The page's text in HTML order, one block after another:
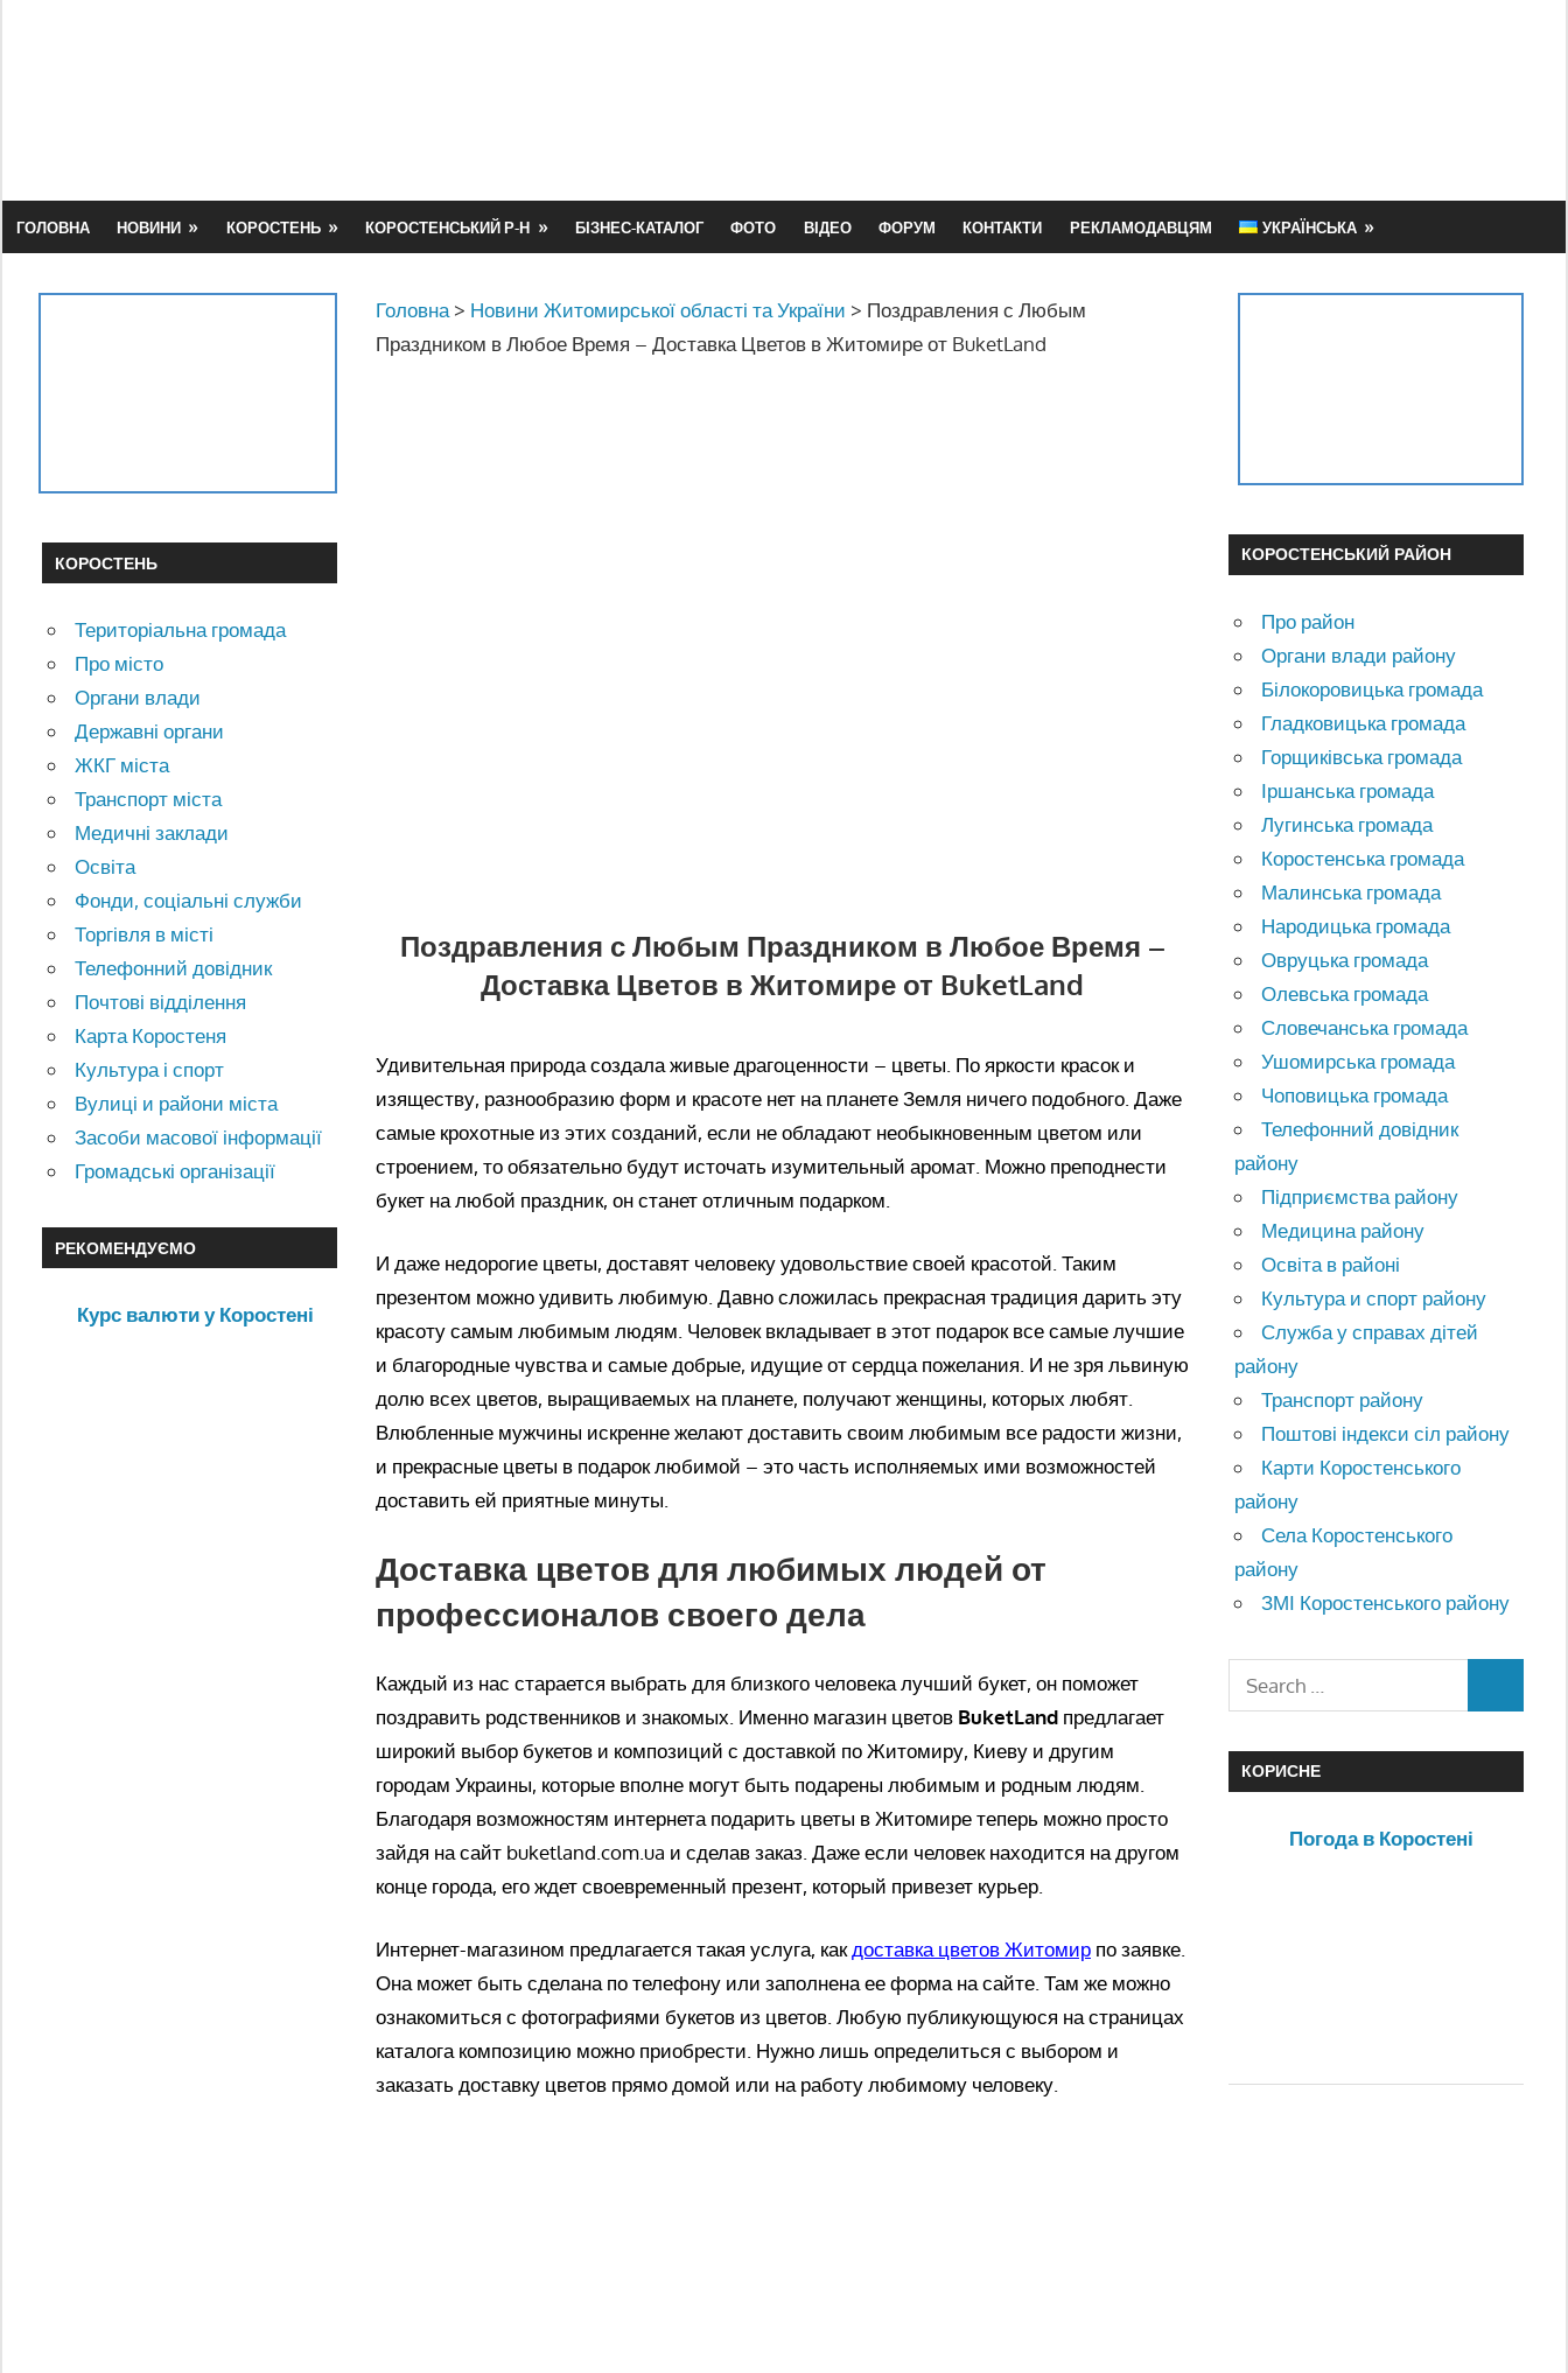
ГОЛОВНА НОВИНИ КОРОСТЕНЬ КОРОСТЕНСЬКИЙ Р-Н БІЗНЕС-КАТАЛОГ ФОТО ВІДЕО ФОРУМ КОНТАКТИ РЕКЛАМОДАВЦЯМ УКРАЇНСЬКА
Головна > Новини Житомирської області та України > Поздравления с Любым
Праздником в Любое Время – Доставка Цветов в Житомире от BuketLand
Поздравления с Любым Праздником в Любое Время –
Доставка Цветов в Житомире от BuketLand
Удивительная природа создала живые драгоценности – цветы. По яркости красок и
изяществу, разнообразию форм и красоте нет на планете Земля ничего подобного. Даже
самые крохотные из этих созданий, если не обладают необыкновенным цветом или
строением, то обязательно будут источать изумительный аромат. Можно преподнести
букет на любой праздник, он станет отличным подарком.
И даже недорогие цветы, доставят человеку удовольствие своей красотой. Таким
презентом можно удивить любимую. Давно сложилась прекрасная традиция дарить эту
красоту самым любимым людям. Человек вкладывает в этот подарок все самые лучшие
и благородные чувства и самые добрые, идущие от сердца пожелания. И не зря львиную
долю всех цветов, выращиваемых на планете, получают женщины, которых любят.
Влюбленные мужчины искренне желают доставить своим любимым все радости жизни,
и прекрасные цветы в подарок любимой – это часть исполняемых ими возможностей
доставить ей приятные минуты.
Доставка цветов для любимых людей от
профессионалов своего дела
Каждый из нас старается выбрать для близкого человека лучший букет, он поможет
поздравить родственников и знакомых. Именно магазин цветов BuketLand предлагает
широкий выбор букетов и композиций с доставкой по Житомиру, Киеву и другим
городам Украины, которые вполне могут быть подарены любимым и родным людям.
Благодаря возможностям интернета подарить цветы в Житомире теперь можно просто
зайдя на сайт buketland.com.ua и сделав заказ. Даже если человек находится на другом
конце города, его ждет своевременный презент, который привезет курьер.
Интернет-магазином предлагается такая услуга, какдоставка цветов Житомир по заявке.
Она может быть сделана по телефону или заполнена ее форма на сайте. Там же можно
ознакомиться с фотографиями букетов из цветов. Любую публикующуюся на страницах
каталога композицию можно приобрести. Нужно лишь определиться с выбором и
заказать доставку цветов прямо домой или на работу любимому человеку.
КОРОСТЕНЬ
Територіальна громада
Про місто
Органи влади
Державні органи
ЖКГ міста
Транспорт міста
Медичні заклади
Освіта
Фонди, соціальні служби
Торгівля в місті
Телефонний довідник
Почтові відділення
Карта Коростеня
Культура і спорт
Вулиці и райони міста
Засоби масової інформації
Громадські організації
РЕКОМЕНДУЄМО
Курс валюти у Коростені
КОРОСТЕНСЬКИЙ РАЙОН
Про район
Органи влади району
Білокоровицька громада
Гладковицька громада
Горщиківська громада
Іршанська громада
Лугинська громада
Коростенська громада
Малинська громада
Народицька громада
Овруцька громада
Олевська громада
Словечанська громада
Ушомирська громада
Чоповицька громада
Телефонний довідник
району
Підприємства району
Медицина району
Освіта в районі
Культура и спорт району
Служба у справах дітей
району
Транспорт району
Поштові індекси сіл району
Карти Коростенського
району
Села Коростенського
району
ЗМІ Коростенського району
КОРИСНЕ
Погода в Коростені